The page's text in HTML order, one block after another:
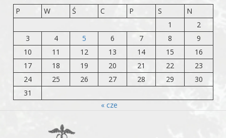
P
W Ś C P S
N
1
2
3
4 5 6 7 8
9
10
11 12 13 14 15
16
17
18 19 20 21 22
23
24
25 26 27 28 29
30
31
« cze